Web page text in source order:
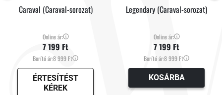
Caraval (Caraval-sorozat)
Online ár:
7 199 Ft
Borító ár:8 999 Ft
ÉRTESÍTÉST
KÉREK
Legendary (Caraval-sorozat)
Online ár:
7 199 Ft
Borító ár:8 999 Ft
KOSÁRBA